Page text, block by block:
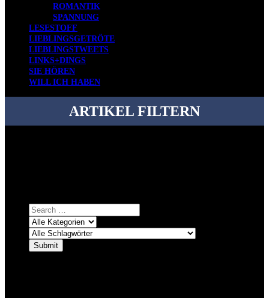
ROMANTIK
SPANNUNG
LESESTOFF
LIEBLINGSGETRÖTE
LIEBLINGSTWEETS
LINKS+DINGS
SIE HÖREN
WILL ICH HABEN
ARTIKEL FILTERN